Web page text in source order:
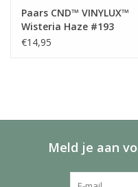
Paars CND™ VINYLUX™
Wisteria Haze #193
€14,95
Meld je aan